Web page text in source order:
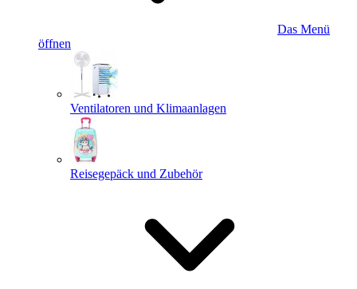
Das Menü
öffnen
Ventilatoren und Klimaanlagen
Reisegepäck und Zubehör